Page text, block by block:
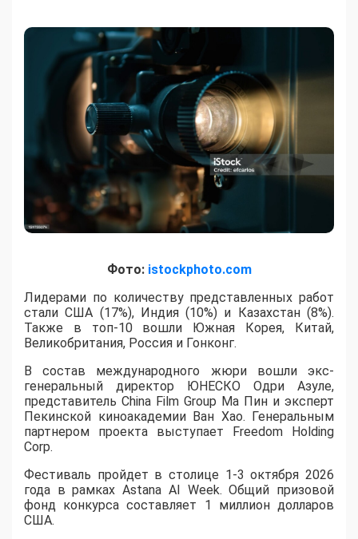
Фото: istockphoto.com
Лидерами по количеству представленных работ
стали США (17%), Индия (10%) и Казахстан (8%).
Также в топ-10 вошли Южная Корея, Китай,
Великобритания, Россия и Гонконг.
В состав международного жюри вошли экс-
генеральный директор ЮНЕСКО Одри Азуле,
представитель China Film Group Ма Пин и эксперт
Пекинской киноакадемии Ван Хао. Генеральным
партнером проекта выступает Freedom Holding
Corp.
​Фестиваль пройдет в столице 1-3 октября 2026
года в рамках Astana AI Week. Общий призовой
фонд конкурса составляет 1 миллион долларов
США.